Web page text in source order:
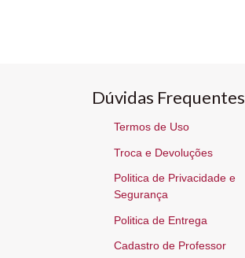
Dúvidas Frequentes
Termos de Uso
Troca e Devoluções
Politica de Privacidade e
Segurança
Politica de Entrega
Cadastro de Professor